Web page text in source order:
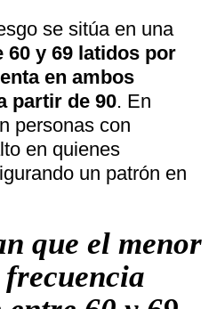
se sitúa en una
60 y 69 latidos por
en ambos
partir de 90. En
personas con
en quienes
un patrón en
que el menor